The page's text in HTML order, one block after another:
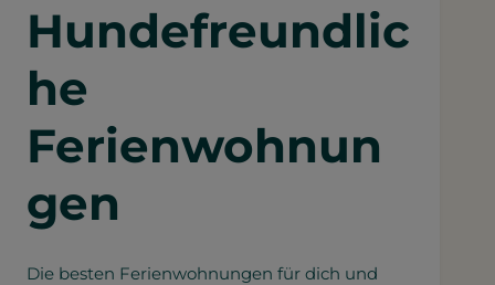
Hundefreundlic
he
Ferienwohnun
gen
Die besten Ferienwohnungen für dich und